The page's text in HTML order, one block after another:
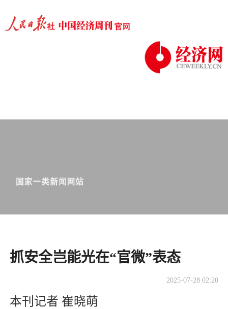
抓安全岂能光在“官微”表态
2025-07-28 02:20
本刊记者 崔晓萌